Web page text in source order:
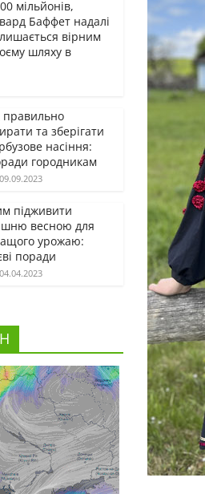
мільйонів,
Баффет надалі
вірним
шляху в
правильно
та зберігати
насіння:
городникам
09.09.2023
підживити
весною для
урожаю:
поради
04.04.2023